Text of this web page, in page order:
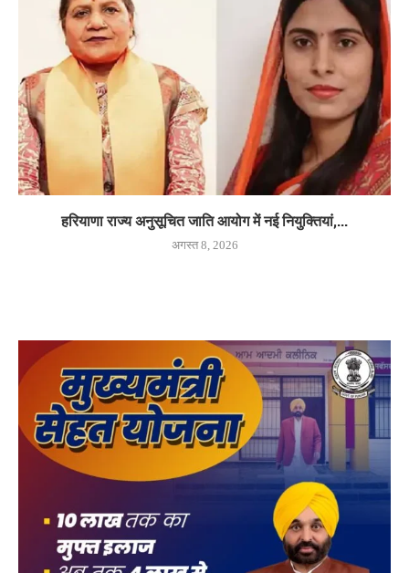
हरियाणा राज्य अनुसूचित जाति आयोग में नई नियुक्तियां,...
अगस्त 8, 2026